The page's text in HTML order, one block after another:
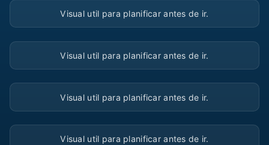
Visual util para planificar antes de ir.
▶
Visual util para planificar antes de ir.
▶
Visual util para planificar antes de ir.
▶
Visual util para planificar antes de ir.